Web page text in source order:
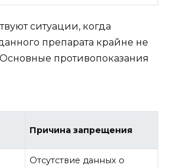
ситуации, когда
препарата крайне не
противопоказания
Причина запрещения
Отсутствие данных о